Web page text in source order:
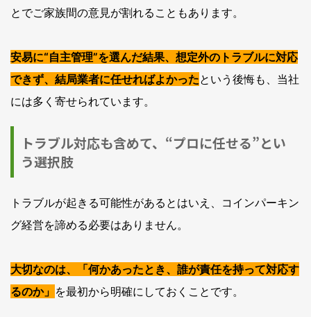
とでご家族間の意見が割れることもあります。
安易に“自主管理”を選んだ結果、想定外のトラブルに対応
できず、結局業者に任せればよかったという後悔も、当社
には多く寄せられています。
トラブル対応も含めて、“プロに任せる”とい
う選択肢
トラブルが起きる可能性があるとはいえ、コインパーキン
グ経営を諦める必要はありません。
大切なのは、「何かあったとき、誰が責任を持って対応す
るのか」 を最初から明確にしておくことです。